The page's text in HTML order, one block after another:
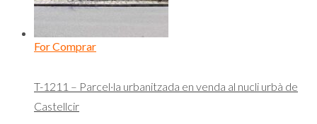
For Comprar
T-1211 – Parcel·la urbanitzada en venda al nucli urbà de
Castellcir